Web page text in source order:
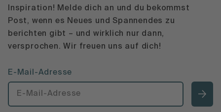
Inspiration! Melde dich an und du bekommst
Post, wenn es Neues und Spannendes zu
berichten gibt – und wirklich nur dann,
versprochen. Wir freuen uns auf dich!
E-Mail-Adresse